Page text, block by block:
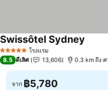
5 ดาว โรงแรม
Swissôtel Sydney
8.5 ดีเลิศ 13,606 0.3 km ถึง
จาก ฿5,780